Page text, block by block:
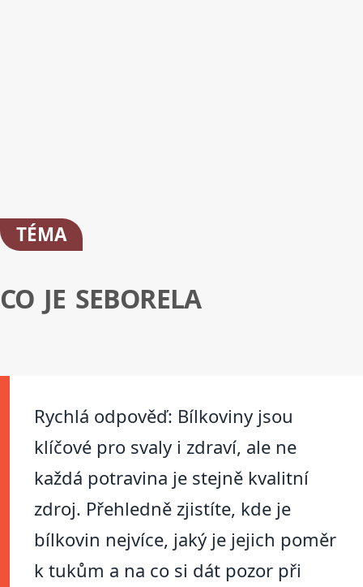
TÉMA
CO JE SEBORELA
Rychlá odpověď: Bílkoviny jsou
klíčové pro svaly i zdraví, ale ne
každá potravina je stejně kvalitní
zdroj. Přehledně zjistíte, kde je
bílkovin nejvíce, jaký je jejich poměr
k tukům a na co si dát pozor při